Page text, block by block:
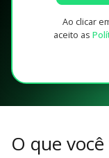
Ao clicar
aceito as
O que